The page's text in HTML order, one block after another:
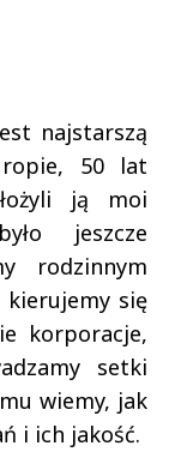
najstarszą
50 lat
ją moi
jeszcze
rodzinnym
się
korporacje,
setki
wiemy, jak
i ich jakość.